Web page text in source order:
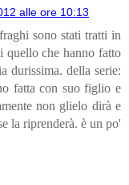
alle ore 10:13
sono stati tratti in
quello che hanno fatto
durissima. della serie:
fatta con suo figlio e
non glielo dirà e
la riprenderà. è un po'